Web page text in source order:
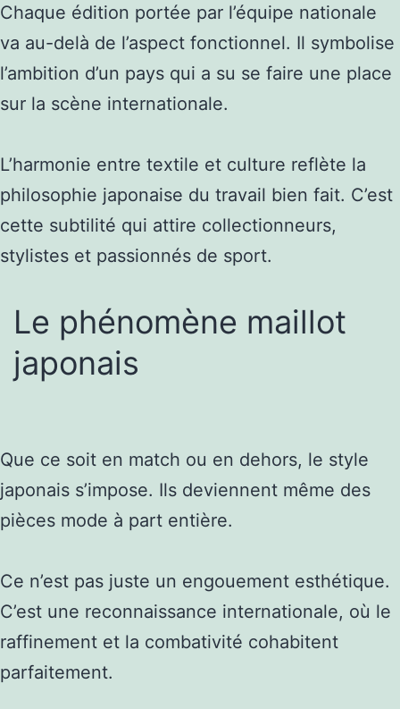
Chaque édition portée par l’équipe nationale
va au-delà de l’aspect fonctionnel. Il symbolise
l’ambition d’un pays qui a su se faire une place
sur la scène internationale.
L’harmonie entre textile et culture reflète la
philosophie japonaise du travail bien fait. C’est
cette subtilité qui attire collectionneurs,
stylistes et passionnés de sport.
Le phénomène maillot
japonais
Que ce soit en match ou en dehors, le style
japonais s’impose. Ils deviennent même des
pièces mode à part entière.
Ce n’est pas juste un engouement esthétique.
C’est une reconnaissance internationale, où le
raffinement et la combativité cohabitent
parfaitement.